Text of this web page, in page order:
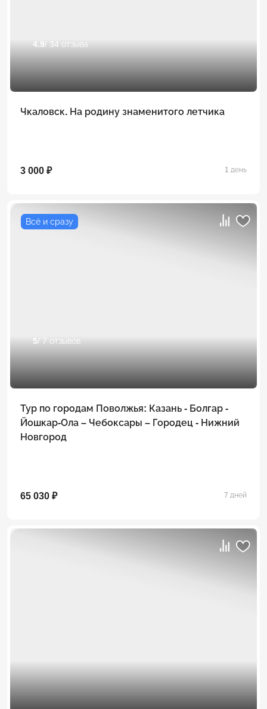
4.9/ 34 отзыва
Чкаловск. На родину знаменитого летчика
3 000 ₽ 1 день
Всё и сразу
5/ 7 отзывов
Тур по городам Поволжья: Казань - Болгар -
Йошкар-Ола – Чебоксары – Городец - Нижний
Новгород
65 030 ₽ 7 дней